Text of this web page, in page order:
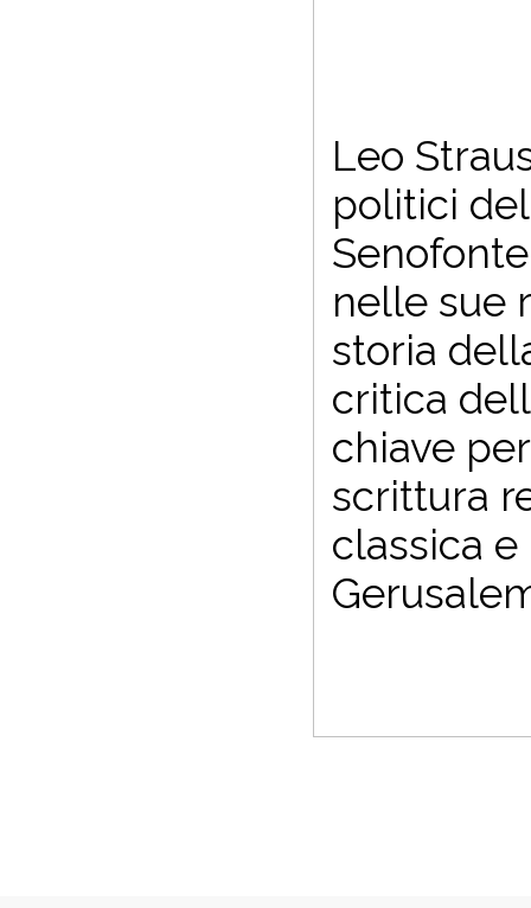
Leo
politici
nelle sue
storia
critica
chiave
scrittura
classica e